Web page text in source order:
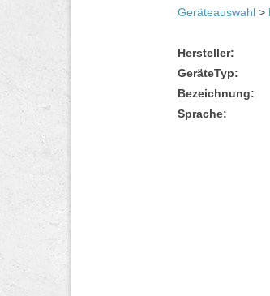
Geräteauswahl >
Hersteller:
GeräteTyp:
Bezeichnung:
Sprache: